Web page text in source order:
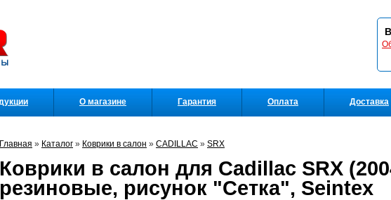
Главная » Каталог » Коврики в салон » CADILLAC » SRX
Коврики в салон для Cadillac SRX
резиновые, рисунок "Сетка", Seintex
О магазине Гарантия Оплата Доставка